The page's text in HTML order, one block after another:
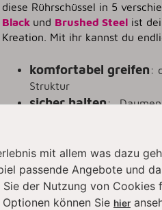
diese Rührschüssel in 5
Black und Brushed Steel ist
Kreation. Mit ihr kannst du
komfortabel greifen:
Struktur
sicher halten:
Mengen ablesen:
Co.
mühelos reinigen:
Verkrusten
mit allem was dazu
passende Angebote und
der Nutzung von Cookies
können Sie hier